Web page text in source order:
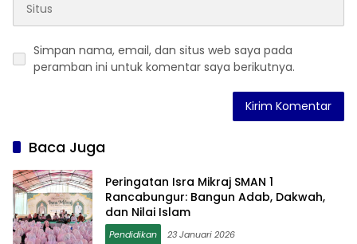
Simpan nama, email, dan situs web saya pada
peramban ini untuk komentar saya berikutnya.
Baca Juga
Peringatan Isra Mikraj SMAN 1
Rancabungur: Bangun Adab, Dakwah,
dan Nilai Islam
Pendidikan 23 Januari 2026